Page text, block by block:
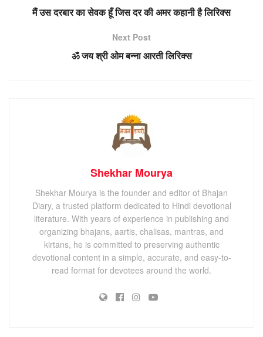
मैं उस दरबार का सेवक हूँ जिस दर की अमर कहानी है लिरिक्स
Next Post
ॐ जय श्री ओम बन्ना आरती लिरिक्स
Shekhar Mourya
Shekhar Mourya is the founder and editor of Bhajan
Diary, a trusted platform dedicated to Hindi devotional
literature. With years of experience in publishing and
organizing bhajans, aartis, chalisas, mantras, and
kirtans, he is committed to preserving authentic
devotional content in a simple, accurate, and easy-to-
read format for devotees around the world.